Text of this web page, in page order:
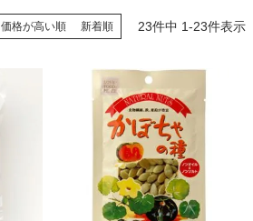
価格が高い順 新着順 23件中 1-23件表示